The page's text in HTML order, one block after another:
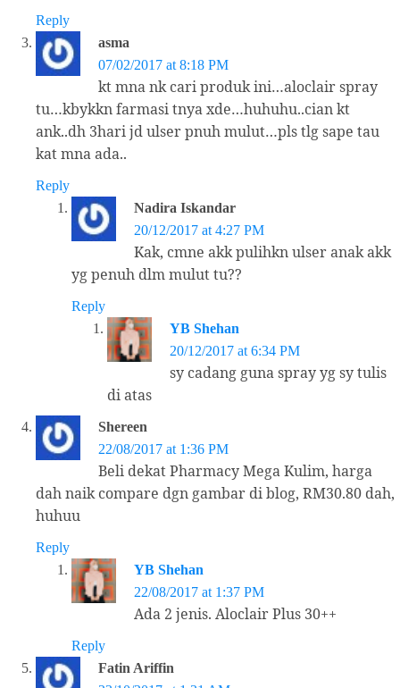
Reply
asma
07/02/2017 at 8:18 PM
kt mna nk cari produk ini…aloclair spray
tu…kbykkn farmasi tnya xde…huhuhu..cian kt
ank..dh 3hari jd ulser pnuh mulut…pls tlg sape tau
kat mna ada..
Reply
Nadira Iskandar
20/12/2017 at 4:27 PM
Kak, cmne akk pulihkn ulser anak akk
yg penuh dlm mulut tu??
Reply
YB Shehan
20/12/2017 at 6:34 PM
sy cadang guna spray yg sy tulis
di atas
Shereen
22/08/2017 at 1:36 PM
Beli dekat Pharmacy Mega Kulim, harga
dah naik compare dgn gambar di blog, RM30.80 dah,
huhuu
Reply
YB Shehan
22/08/2017 at 1:37 PM
Ada 2 jenis. Aloclair Plus 30++
Reply
Fatin Ariffin